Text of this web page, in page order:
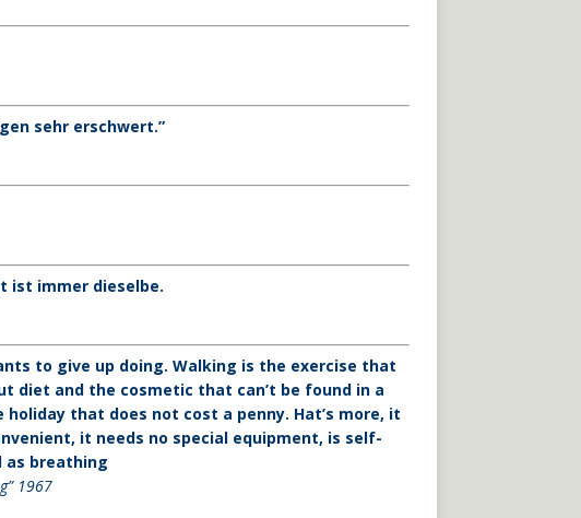
sehr erschwert.”
ist immer dieselbe.
to give up doing. Walking is the exercise that
diet and the cosmetic that can’t be found in a
that does not cost a penny. Hat’s more, it
it needs no special equipment, is self-
as breathing
1967